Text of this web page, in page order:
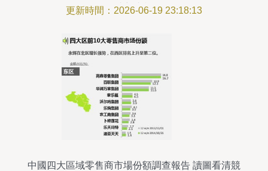
成新支柱
更新時間：2026-06-19 23:18:13
中國四大區域零售商市場份額調查報告 讀圖看清競